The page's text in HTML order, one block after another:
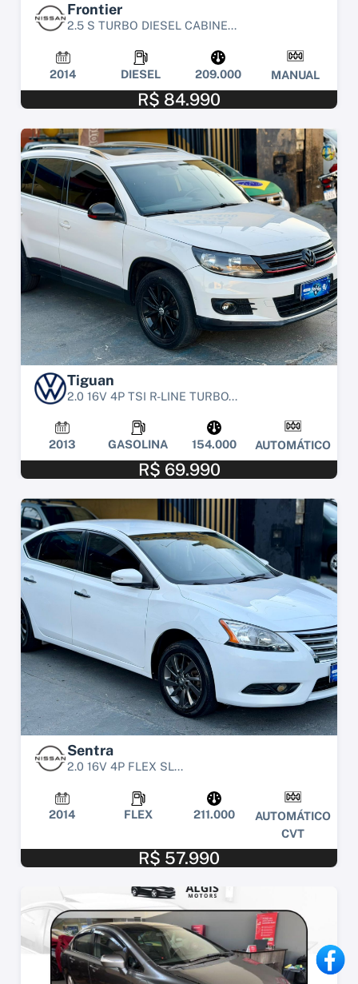
Frontier
2.5 S TURBO DIESEL CABINE...
2014 DIESEL 209.000 MANUAL
R$ 84.990
Tiguan
2.0 16V 4P TSI R-LINE TURBO...
2013 GASOLINA 154.000 AUTOMÁTICO
R$ 69.990
Sentra
2.0 16V 4P FLEX SL...
2014 FLEX 211.000
AUTOMÁTICO
CVT
R$ 57.990